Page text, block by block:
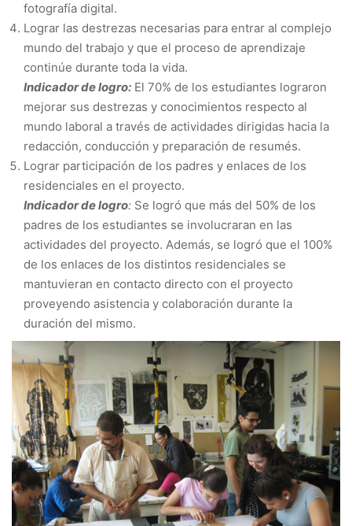
fotografía digital.
Lograr las destrezas necesarias para entrar al complejo
mundo del trabajo y que el proceso de aprendizaje
continúe durante toda la vida.
Indicador de logro: El 70% de los estudiantes lograron
mejorar sus destrezas y conocimientos respecto al
mundo laboral a través de actividades dirigidas hacia la
redacción, conducción y preparación de resumés.
Lograr participación de los padres y enlaces de los
residenciales en el proyecto.
Indicador de logro: Se logró que más del 50% de los
padres de los estudiantes se involucraran en las
actividades del proyecto. Además, se logró que el 100%
de los enlaces de los distintos residenciales se
mantuvieran en contacto directo con el proyecto
proveyendo asistencia y colaboración durante la
duración del mismo.